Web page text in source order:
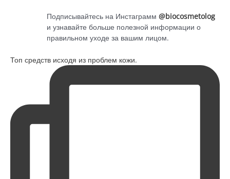
Подписывайтесь на Инстаграмм @biocosmetolog
и узнавайте больше полезной информации о
правильном уходе за вашим лицом.
Топ средств исходя из проблем кожи.